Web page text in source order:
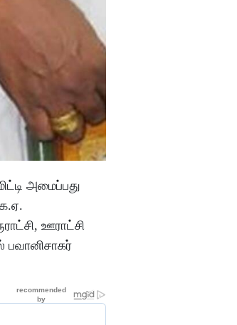
அமைப்பது
ஊராட்சி
பவானிசாகர்